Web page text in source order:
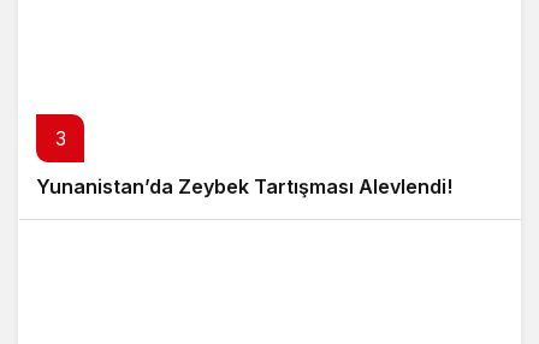
3
Yunanistan’da Zeybek Tartışması Alevlendi!